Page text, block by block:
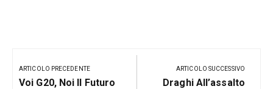
articoli
ARTICOLO PRECEDENTE
Articolo
Voi G20, Noi Il Futuro
ARTICOLO SUCCESSIVO
Prossimo
Draghi All’assalto